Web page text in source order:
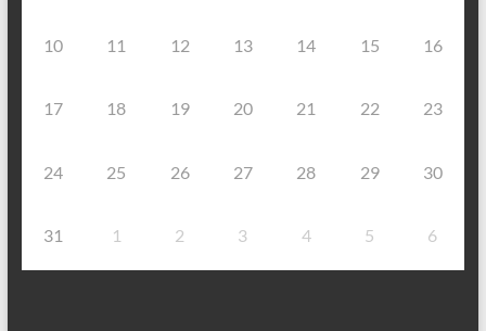
10 11 12 13 14 15 16
17 18 19 20 21 22 23
24 25 26 27 28 29 30
31 1 2 3 4 5 6